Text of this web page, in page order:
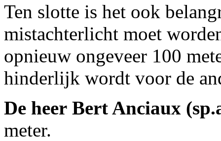
Ten slotte is het ook
mistachterlicht moet
opnieuw ongeveer 100
hinderlijk wordt voor de
De heer Bert Anciaux
meter.